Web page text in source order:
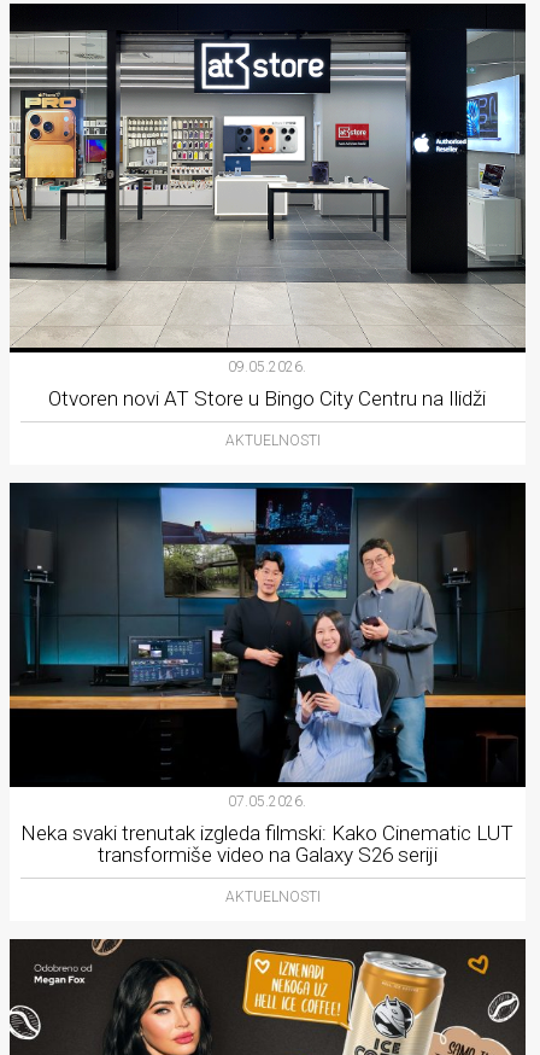
09.05.2026.
Otvoren novi AT Store u Bingo City Centru na Ilidži
AKTUELNOSTI
07.05.2026.
Neka svaki trenutak izgleda filmski: Kako Cinematic LUT
transformiše video na Galaxy S26 seriji
AKTUELNOSTI